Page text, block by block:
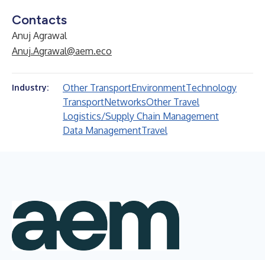
Contacts
Anuj Agrawal
Anuj.Agrawal@aem.eco
Industry: Other TransportEnvironmentTechnology
TransportNetworksOther Travel
Logistics/Supply Chain Management
Data ManagementTravel